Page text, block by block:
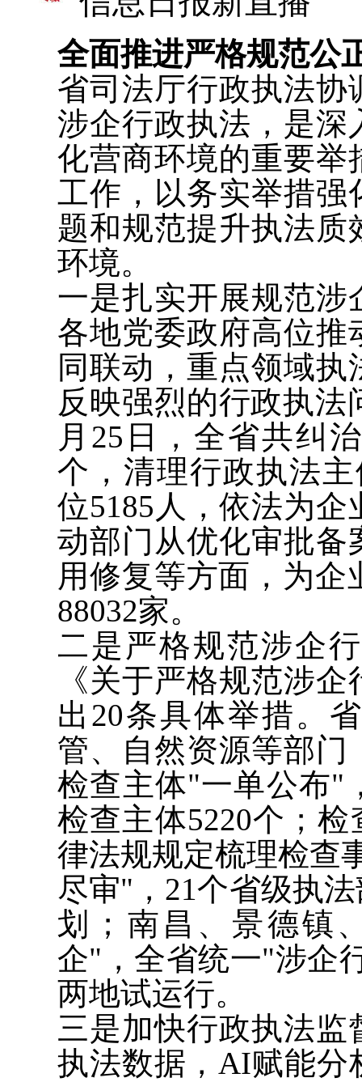
全面推进严格规范公
省司法厅行政执法协
涉企行政执法，是深
化营商环境的重要举
工作，以务实举措强
题和规范提升执法质
环境。
一是扎实开展规范涉
各地党委政府高位推
同联动，重点领域
反映强烈的行政执法
月25日，全省共纠
个，清理行政执法
位5185人，依法为
动部门从优化审批备
用修复等方面，为企
88032家。
二是严格规范涉企
《关于严格规范涉
出20条具体举措。
管、自然资源等部门
检查主体"一单公布"
检查主体5220个；
律法规规定梳理检查
尽审"，21个省级执
划；南昌、景德镇
企"，全省统一"涉企
两地试运行。
三是加快行政执法
执法数据，AI赋能分